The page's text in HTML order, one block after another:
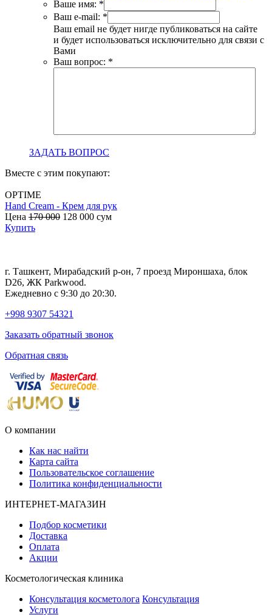
Ваше имя: *
Ваш e-mail: *
Ваш email не будет нигде публиковаться на сайте
и будет использоваться исключительно для связи с
Вами
Ваш вопрос: *
ЗАДАТЬ ВОПРОС
Вместе с этим покупают:
OPTIME
Hand Cream - Крем для рук
Цена 170 000 128 000 сум
Купить
г. Ташкент, Мирабадский р-он, 7 проезд Мироншаха, блок
D26, ЖК Раrkwood.
Ежедневно с 9:30 до 20:30.
+998 9307 54321
Заказать обратный звонок
Обратная связь
О компании
Как нас найти
Карта сайта
Пользовательское соглашение
Политика конфиденциальности
ИНТЕРНЕТ-МАГАЗИН
Подбор косметики
Доставка
Оплата
Акции
Косметологическая клиника
Консультация косметолога Консультация
Услуги